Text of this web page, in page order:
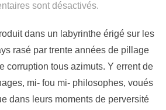
sont désactivés.
dans un labyrinthe érigé sur les
rasé par trente années de pillage
corruption tous azimuts. Y errent de
mi- fou mi- philosophes, voués
dans leurs moments de perversité